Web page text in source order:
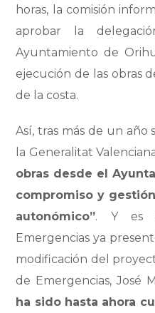
horas, la comisión
aprobar la
Ayuntamiento de
ejecución de las obras
de la costa.
Así, tras más de un
la Generalitat
obras desde el
compromiso y
autonómico”. Y es
Emergencias ya
modificación del
de Emergencias, José
ha sido hasta ahora